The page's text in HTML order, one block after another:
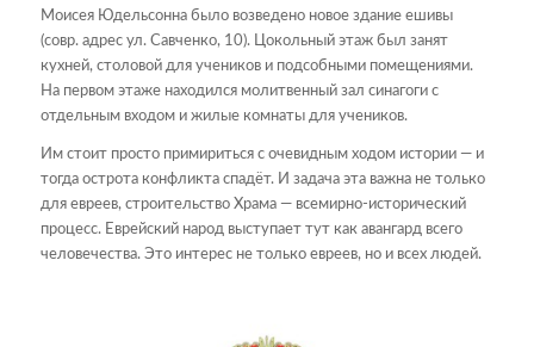
Моисея Юдельсонна было возведено новое здание ешивы
(совр. адрес ул. Савченко, 10). Цокольный этаж был занят
кухней, столовой для учеников и подсобными помещениями.
На первом этаже находился молитвенный зал синагоги с
отдельным входом и жилые комнаты для учеников.
Им стоит просто примириться с очевидным ходом истории — и
тогда острота конфликта спадёт. И задача эта важна не только
для евреев, строительство Храма — всемирно-исторический
процесс. Еврейский народ выступает тут как авангард всего
человечества. Это интерес не только евреев, но и всех людей.